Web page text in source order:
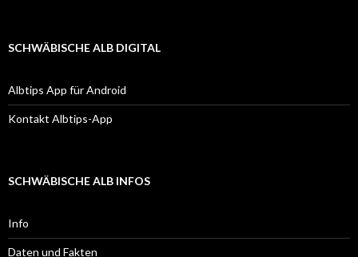
Übersicht
SCHWÄBISCHE ALB DIGITAL
Albtips App für Android
Kontakt Albtips-App
SCHWÄBISCHE ALB INFOS
Info
Daten und Fakten